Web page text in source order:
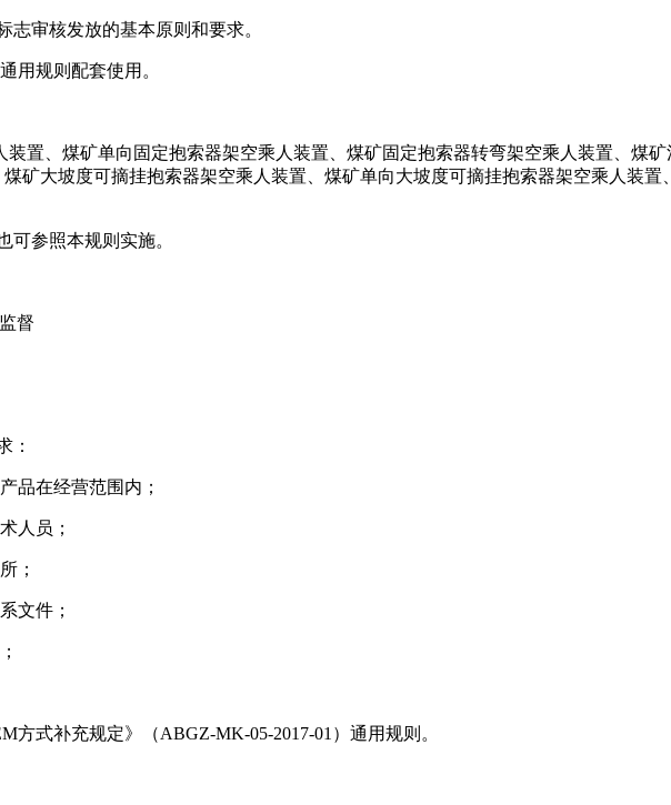
审核发放的基本原则和要求。
规则配套使用。
置、煤矿单向固定抱索器架空乘人装置、煤矿固定抱索器转弯架空乘人装置、煤
矿大坡度可摘挂抱索器架空乘人装置、煤矿单向大坡度可摘挂抱索器架空乘人装
参照本规则实施。
督
：
品在经营范围内；
人员；
；
文件；
式补充规定》（ABGZ-MK-05-2017-01）通用规则。